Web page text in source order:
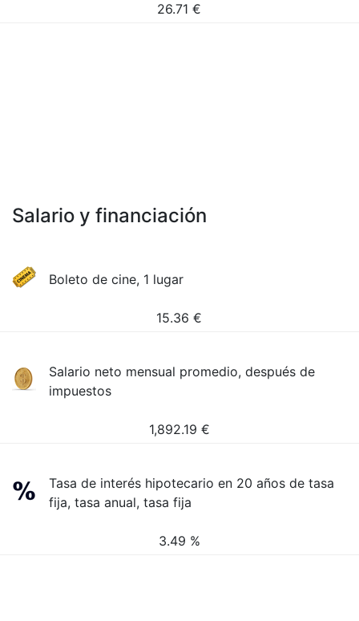
26.71 €
Salario y financiación
Boleto de cine, 1 lugar
15.36 €
Salario neto mensual promedio, después de
impuestos
1,892.19 €
Tasa de interés hipotecario en 20 años de tasa
fija, tasa anual, tasa fija
3.49 %